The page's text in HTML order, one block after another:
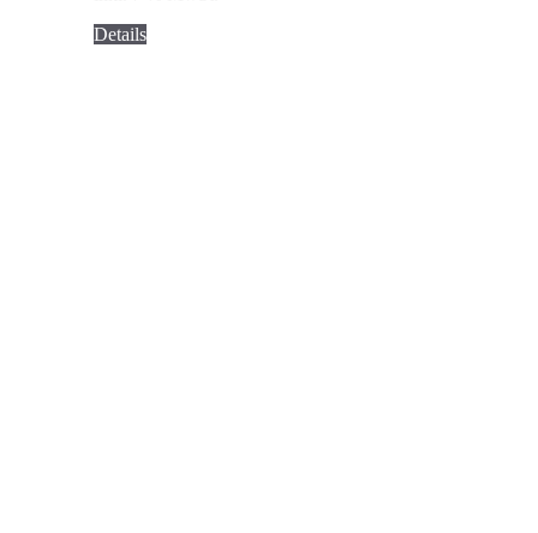
Details